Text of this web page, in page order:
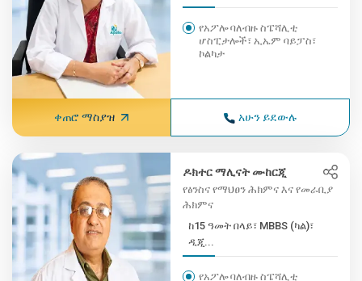
የአፖሎ ባለብዙ ስፔሻሊቲ
ሆስፒታሎች፣ ኢኤም ባይፓስ፣
ኮልካታ
ቀጠሮ ማስያዝ አሁን ይደውሉ
ዶክተር ማሊናት ሙከርጂ
የፅንስና የማህፀን ሕክምና እና የመራቢያ
ሕክምና
ከ15 ዓመት በላይ፣ MBBS (ካል)፣
ዲጂ...
የአፖሎ ባለብዙ ስፔሻሊቲ